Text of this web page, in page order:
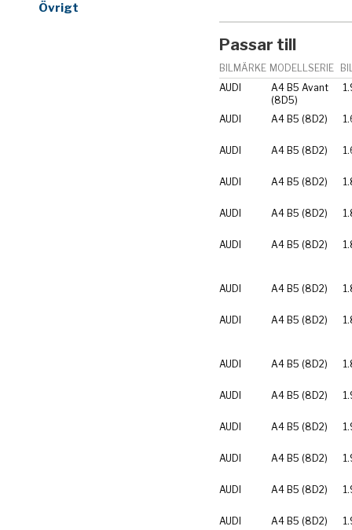
Övrigt
Passar till
BILMÄRKE MODELLSERIE
AUDI
A4 B5 Avant
(8D5)
AUDI A4 B5 (8D2)
AUDI A4 B5 (8D2)
AUDI A4 B5 (8D2)
AUDI A4 B5 (8D2)
AUDI A4 B5 (8D2)
AUDI A4 B5 (8D2)
AUDI A4 B5 (8D2)
AUDI A4 B5 (8D2)
AUDI A4 B5 (8D2)
AUDI A4 B5 (8D2)
AUDI A4 B5 (8D2)
AUDI A4 B5 (8D2)
AUDI A4 B5 (8D2)